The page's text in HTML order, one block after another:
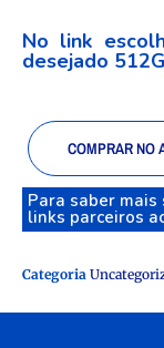
No link
desejado
COMPRAR NO
Para saber mais
links parceiros
Categoria